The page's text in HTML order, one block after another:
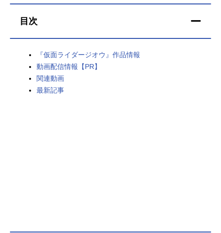
男性声優/女性声優一覧
目次
『仮面ライダージオウ』作品情報
動画配信情報【PR】
関連動画
最新記事